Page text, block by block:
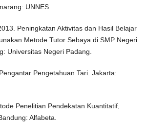
UNNES.
Peningkatan Aktivitas dan Hasil Belajar
Metode Tutor Sebaya di SMP Negeri
Universitas Negeri Padang.
Pengetahuan Tari. Jakarta:
Penelitian Pendekatan Kuantitatif,
Alfabeta.